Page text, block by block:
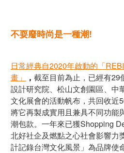
不耍廢時尚是一種潮!
日常經典自2020年啟動的「
畫」
， 截至目前為止，已經有29
設計研究院、松山文創園區、中
文化展會的活動帆布，共回收近
將它再製成實用且兼具不同功能
潮包款。一年來已獲Shopping
北好社企及燃點之心社會影響力
計記錄台灣文化風景」為品牌使命